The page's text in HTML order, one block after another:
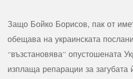
Защо Бойко Борисов, пак от
обещава на украинската
“възстановява” опустошената
изплаща репарации за загубата